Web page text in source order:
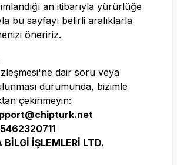
an itibarıyla yürürlüğe
bu sayfayı belirli aralıklarla
öneririz.
dair soru veya
durumunda, bizimle
çekinmeyin:
BİLGİ İŞLEMLERİ LTD.